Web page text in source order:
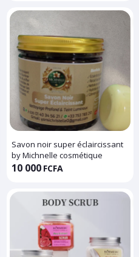
Savon noir super éclaircissant
by Michnelle cosmétique
10 000 FCFA